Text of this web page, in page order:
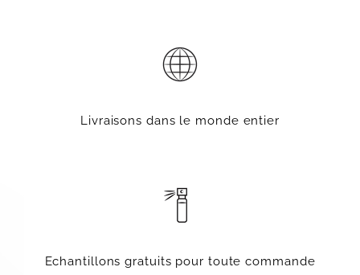
Livraisons dans le monde entier
Echantillons gratuits pour toute commande